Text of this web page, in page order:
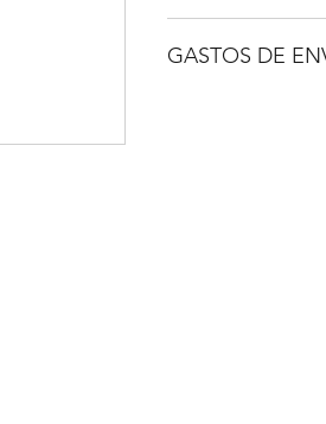
GASTOS DE